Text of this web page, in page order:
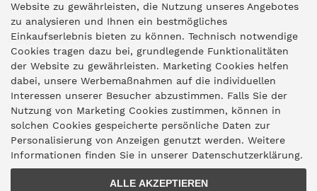
Zentrale Idar-Oberstein
Partner-Stores
"Deko 409" Bernkastel-Kues
Widerruf
Vertrag widerrufen
Website zu gewährleisten, die Nutzung unseres Angebotes
zu analysieren und Ihnen ein bestmögliches
Einkaufserlebnis bieten zu können. Technisch notwendige
Cookies tragen dazu bei, grundlegende Funktionalitäten
der Website zu gewährleisten. Marketing Cookies helfen
dabei, unsere Werbemaßnahmen auf die individuellen
Interessen unserer Besucher abzustimmen. Falls Sie der
Nutzung von Marketing Cookies zustimmen, können in
solchen Cookies gespeicherte persönliche Daten zur
Personalisierung von Anzeigen genutzt werden. Weitere
Informationen finden Sie in unserer Datenschutzerklärung.
ALLE AKZEPTIEREN